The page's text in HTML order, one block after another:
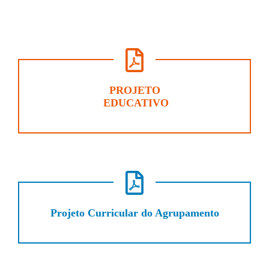
PROJETO
EDUCATIVO
Projeto Curricular do Agrupamento